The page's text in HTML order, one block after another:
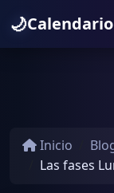
🌙
Inicio
Las fases